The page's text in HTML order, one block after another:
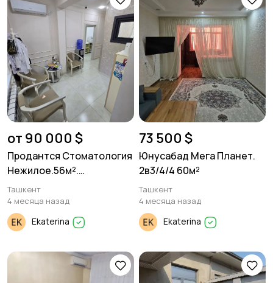
от 90 000 $
Продантся Стоматология
Нежилое.56м².
Яшнабадский район
Ташкент
4 месяца назад
Ekaterina
73 500 $
Юнусабад Мега Планет.
2в3/4/4 60м²
Ташкент
4 месяца назад
Ekaterina